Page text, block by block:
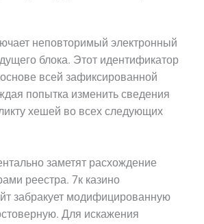
неповторимый электронный
блока. Этот идентификатор
всей зафиксированной
попытка изменить сведения
хешей во всех следующих
заметят расхождение
реестра. 7к казино
забракует модифицированную
Для искажения